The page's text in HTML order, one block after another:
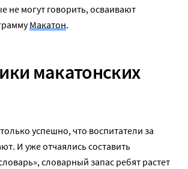
не могут говорить, осваивают
Макатон.
макатонских
успешно, что воспитатели за
И уже отчаялись составить
словарный запас ребят растет